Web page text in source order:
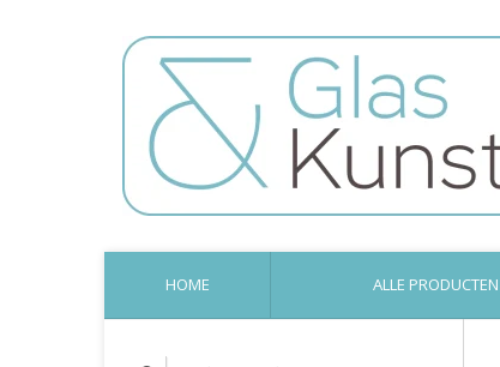
HOME ALLE PRODUCTEN